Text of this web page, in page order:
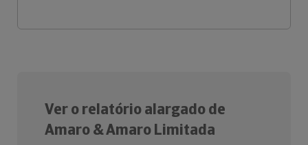
Ver o relatório alargado de
Amaro & Amaro Limitada